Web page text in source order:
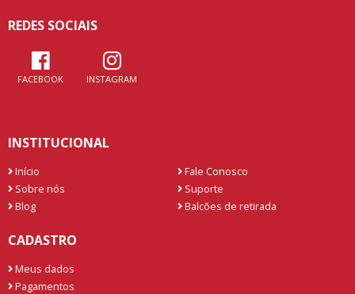
REDES SOCIAIS
FACEBOOK INSTAGRAM
INSTITUCIONAL
Início
Fale Conosco
Sobre nós
Suporte
Blog
Balcões de retirada
CADASTRO
Meus dados
Pagamentos